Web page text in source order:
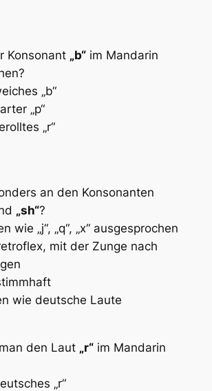
Konsonant „b“im Mandarin
„b“
„p“
„r“
an den Konsonanten
„sh“?
wie „j“, „q“, „x“ ausgesprochen
mit der Zunge nach
wie deutsche Laute
den Laut „r“im Mandarin
„r“